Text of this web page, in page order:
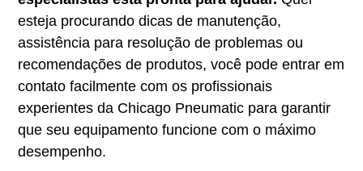
esteja procurando dicas de manutenção,
assistência para resolução de problemas ou
recomendações de produtos, você pode entrar em
contato facilmente com os profissionais
experientes da Chicago Pneumatic para garantir
que seu equipamento funcione com o máximo
desempenho.